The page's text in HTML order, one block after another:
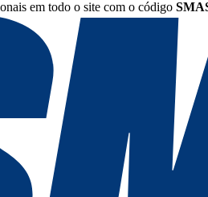
em todo o site com o código